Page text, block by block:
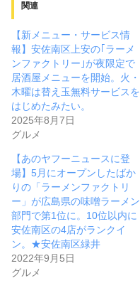
関連
【新メニュー・サービス情
報】安佐南区上安の｢ラーメ
ンファクトリー｣が夜限定で
居酒屋メニューを開始。火・
木曜は替え玉無料サービスを
はじめたみたい。
2025年8月7日
グルメ
【あのヤフーニュースに登
場】5月にオープンしたばか
りの「ラーメンファクトリ
ー」が広島県の味噌ラーメン
部門で第1位に。10位以内に
安佐南区の4店がランクイ
ン。★安佐南区緑井
2022年9月5日
グルメ